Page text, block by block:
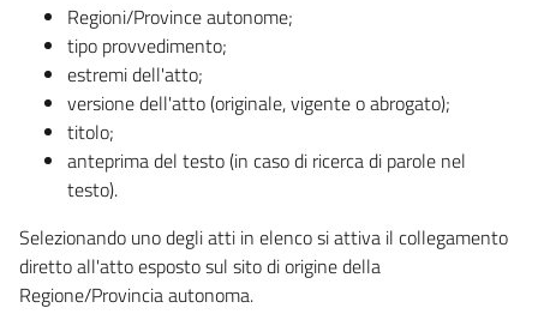
Regioni/Province autonome;
tipo provvedimento;
estremi dell'atto;
versione dell'atto (originale, vigente o abrogato);
titolo;
anteprima del testo (in caso di ricerca di parole nel
testo).
Selezionando uno degli atti in elenco si attiva il collegamento
diretto all'atto esposto sul sito di origine della
Regione/Provincia autonoma.